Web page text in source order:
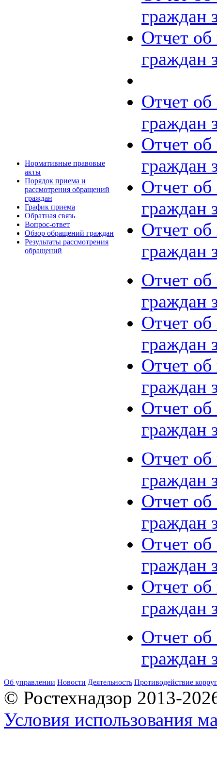
Нормативные правовые
акты
Порядок приема и
рассмотрения обращений
граждан
График приема
Обратная связь
Вопрос-ответ
Обзор обращений граждан
Результаты рассмотрения
обращений
граждан
Отчет
граждан
Отчет
граждан
Отчет
граждан
Отчет
граждан
Отчет
граждан
Отчет
граждан
Отчет
граждан
Отчет
граждан
Отчет
граждан
Отчет
граждан
Отчет
граждан
Отчет
граждан
Отчет
граждан
Отчет
граждан
Об управлении Новости Деятельность Противодействие
© Ростехнадзор 2013-
Условия использования